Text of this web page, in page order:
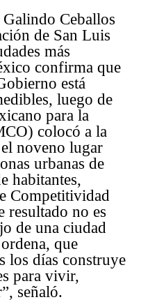
Ceballos
de San Luis
más
confirma que
está
luego de
para la
colocó a la
noveno lugar
urbanas de
habitantes,
Competitividad
resultado no es
de una ciudad
que
los días construye
para vivir,
señaló.